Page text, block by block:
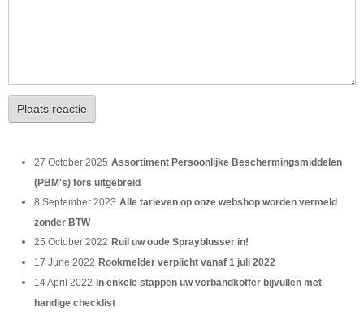
Plaats reactie
27 October 2025 Assortiment Persoonlijke Beschermingsmiddelen
(PBM's) fors uitgebreid
8 September 2023 Alle tarieven op onze webshop worden vermeld
zonder BTW
25 October 2022 Ruil uw oude Sprayblusser in!
17 June 2022 Rookmelder verplicht vanaf 1 juli 2022
14 April 2022 In enkele stappen uw verbandkoffer bijvullen met
handige checklist